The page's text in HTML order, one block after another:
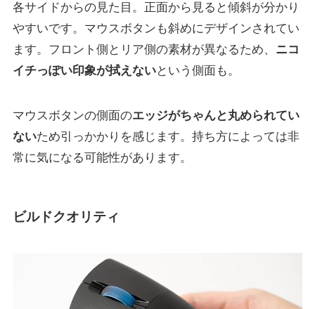
各サイドからの見た目。正面から見ると傾斜が分かり
やすいです。マウスボタンも斜めにデザインされてい
ます。フロント側とリア側の素材が異なるため、 ニコ
イチっぽい印象が拭えないという側面も。
マウスボタンの側面のエッジがちゃんと丸められてい
ないため引っかかりを感じます。持ち方によっては非
常に気になる可能性があります。
ビルドクオリティ